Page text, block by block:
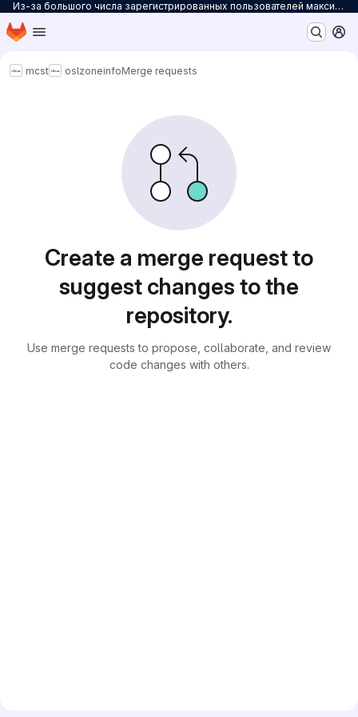
Из-за большого числа зарегистрированных пользователей максимальное количество персональных проектов ограничено до 3. Для снятия ограничений на количество проектов заполните
Skip to main content
Homepage
mcst oslzoneinfoMerge requests
Create a merge request to
suggest changes to the
repository.
Use merge requests to propose, collaborate, and review
code changes with others.